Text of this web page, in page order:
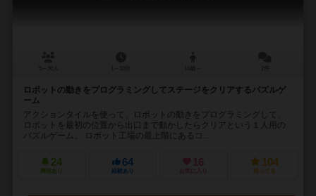
ロボットの動きをプログラミングしてステージをクリアするパズルゲ
ーム
アクションタイルを使って、ロボットの動きをプログラミングして、
ロボットを最初の位置から出口まで動かしたらクリアという１人用の
パズルゲーム。 ロボット工場の最上階にあるコ...
24
興味あり
64
経験あり
16
お気に入り
104
持ってる